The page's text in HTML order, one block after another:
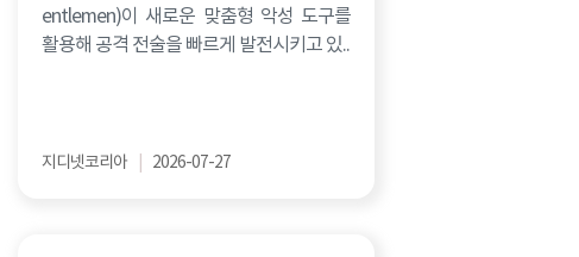
entlemen)이 새로운 맞춤형 악성 도구를
활용해 공격 전술을 빠르게 발전시키고 있..
지디넷코리아 2026-07-27